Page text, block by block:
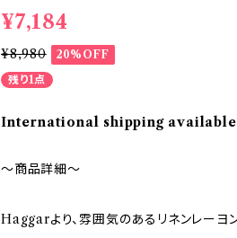
¥7,184
¥8,980
20%OFF
残り1点
International shipping available
～商品詳細～
Haggarより、雰囲気のあるリネンレーヨ